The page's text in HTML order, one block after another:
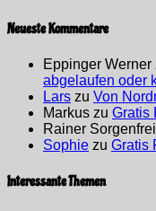
Neueste Kommentare
Eppinger Werner
abgelaufen oder
Lars zu Von
Markus zu Gratis
Rainer Sorgenfrei
Sophie zu Gratis
Interessante Themen